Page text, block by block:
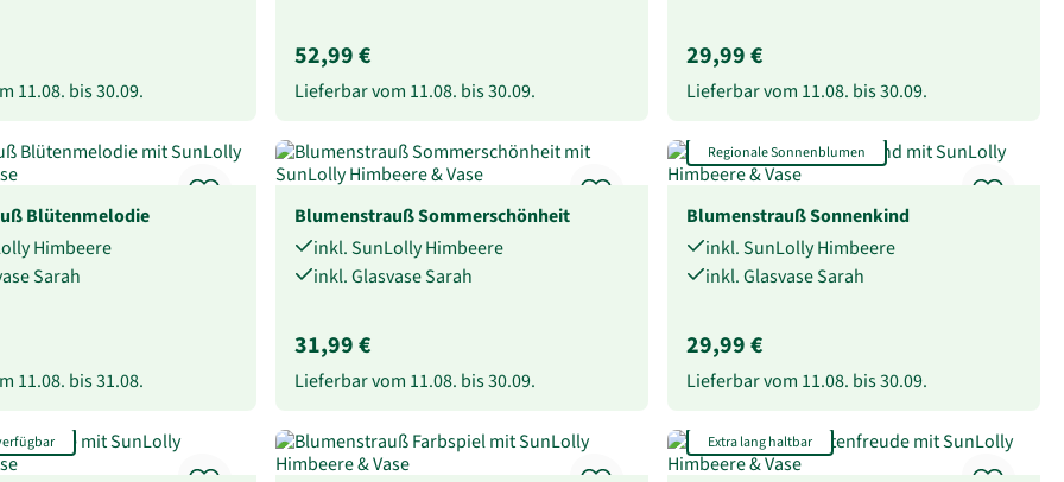
11.08. bis30.09.
52,99 €
Lieferbar vom 11.08. bis30.09.
29,99 €
Lieferbar vom 11.08. bis30.09.
Blütenmelodie
Himbeere
Sarah
11.08. bis31.08.
Blumenstrauß Sommerschönheit
inkl. SunLolly Himbeere
inkl. Glasvase Sarah
31,99 €
Lieferbar vom 11.08. bis30.09.
Regionale Sonnenblumen
Blumenstrauß Sonnenkind
inkl. SunLolly Himbeere
inkl. Glasvase Sarah
29,99 €
Lieferbar vom 11.08. bis30.09.
Extra lang haltbar